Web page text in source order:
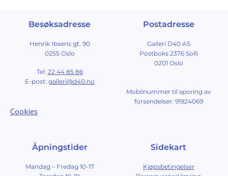
Besøksadresse
Henrik Ibsens gt. 90
0255 Oslo
Tel: 22 44 85 86
E-post: galleri@d40.no
Cookies
Postadresse
Galleri D40 AS
Postboks 2376 Solli
0201 Oslo
Mobilnummer til sporing av
forsendelser: 91924069
Åpningstider
Mandag – Fredag 10-17
Sidekart
Kjøpsbetingelser